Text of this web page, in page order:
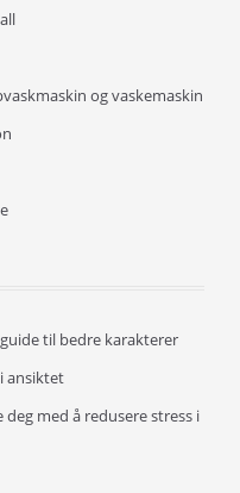
og vaskemaskin
til bedre karakterer
ansiktet
med å redusere stress i